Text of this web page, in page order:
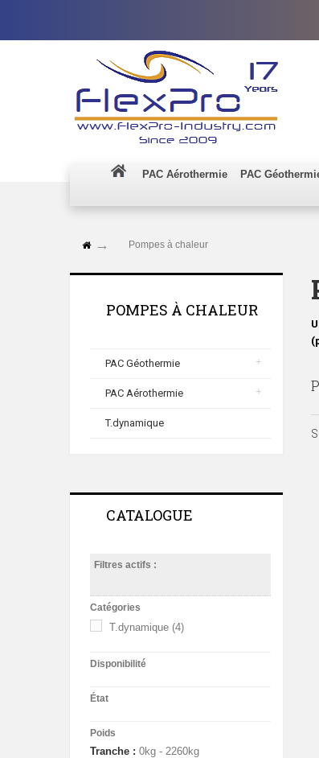
PAC Aérothermie PAC
Pompes à chaleur
POMPES À CHALEUR
PAC Géothermie
PAC Aérothermie
T.dynamique
CATALOGUE
Filtres actifs :
Catégories
T.dynamique (4)
Disponibilité
État
Poids
Tranche : 0kg - 2260kg